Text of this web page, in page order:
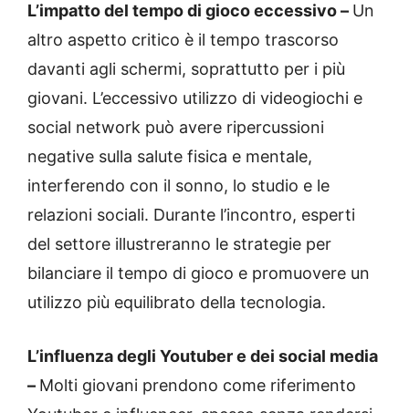
L’impatto del tempo di gioco eccessivo – Un
altro aspetto critico è il tempo trascorso
davanti agli schermi, soprattutto per i più
giovani. L’eccessivo utilizzo di videogiochi e
social network può avere ripercussioni
negative sulla salute fisica e mentale,
interferendo con il sonno, lo studio e le
relazioni sociali. Durante l’incontro, esperti
del settore illustreranno le strategie per
bilanciare il tempo di gioco e promuovere un
utilizzo più equilibrato della tecnologia.
L’influenza degli Youtuber e dei social media
– Molti giovani prendono come riferimento